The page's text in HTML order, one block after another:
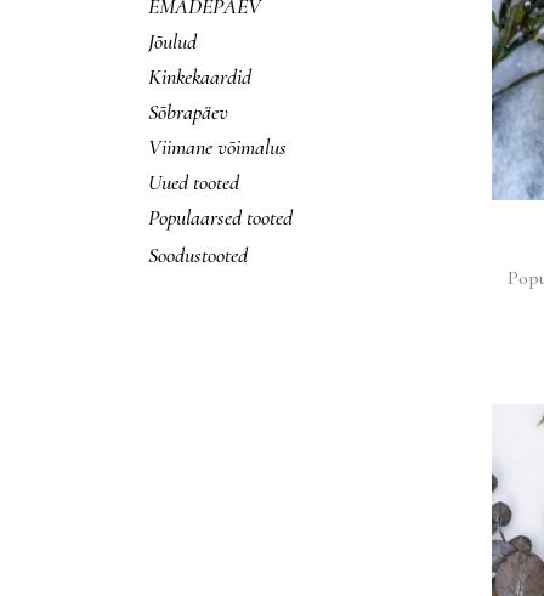
EMADEPÄEV
Jõulud
Kinkekaardid
Sõbrapäev
Viimane võimalus
Uued tooted
Populaarsed tooted
Soodustooted